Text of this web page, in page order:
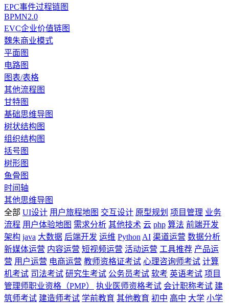
EPC事件过程链图
BPMN2.0
EVC企业价值链图
魏朱商业模式
平面图
电路图
图表/表格
其他流程图
甘特图
基础思维导图
树状结构图
组织结构图
括号图
树形图
鱼骨图
时间轴
其他思维导图
全部 UI设计 用户旅程地图 交互设计 原型规划 项目管理 业务
流程 用户体验地图 需求分析 其他技术 云 php 算法 前端开发
架构 java 大数据 后端开发 运维 Python AI 渠道运营 数据分析
新媒体运营 内容运营 短视频运营 活动运营 工具推荐 产品运
营 用户运营 电商运营 教师资格证考试 心理咨询师考试 计算
机考试 司法考试 研究生考试 公务员考试 软考 英语考试 项目
管理师职业资格（PMP）
执业医师资格考试 会计职称考试 建
筑师考试 建造师考试 学前教育 其他教育 初中 高中 大学 小学